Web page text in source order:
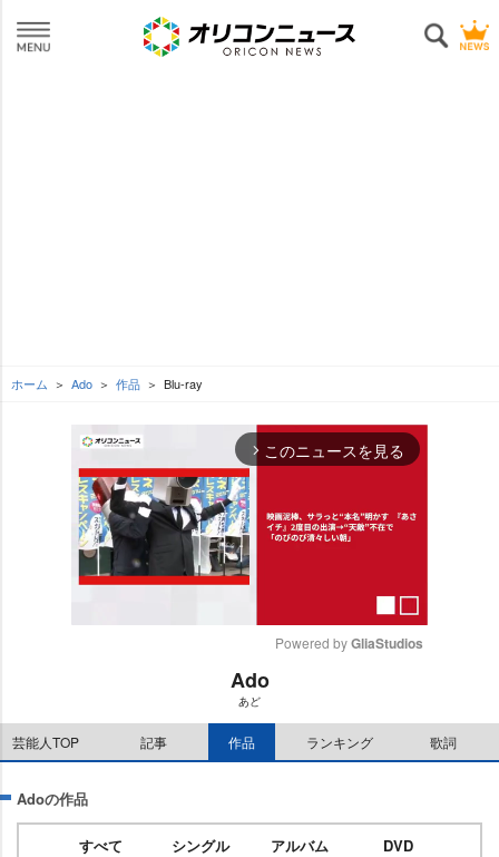
ホーム Ado 作品 Blu-ray
arrow_forward_ios このニュースを見る
e
Powered by GliaStudios
Ado
あど
芸能人TOP 記事 作品 ランキング 歌詞
Adoの作品
すべて シングル アルバム
DVD